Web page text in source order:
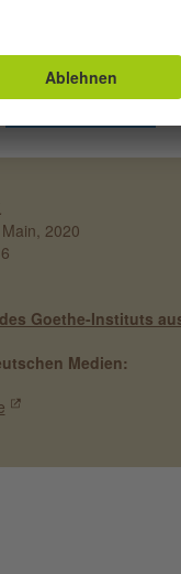
Humaner.
S. FISCHER
2020
Goethe-Instituts
Medien: